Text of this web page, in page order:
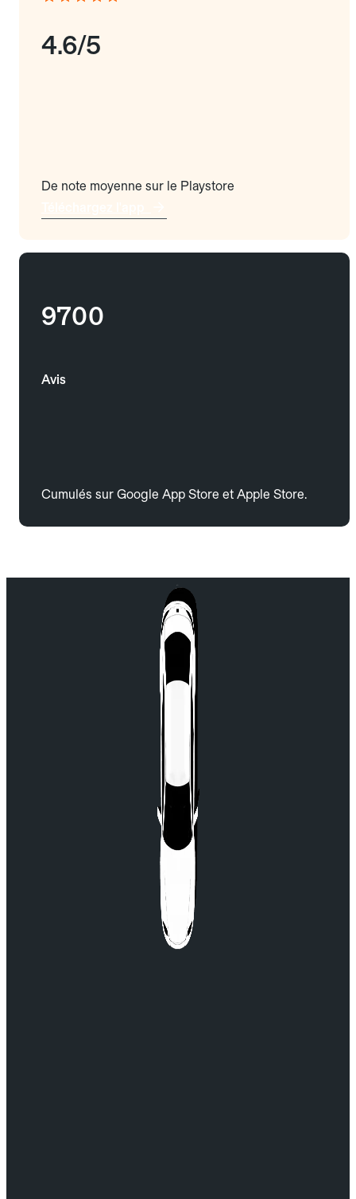
4.6/5
De note moyenne sur le Playstore
9700
Avis
Cumulés sur Google App Store et Apple Store.